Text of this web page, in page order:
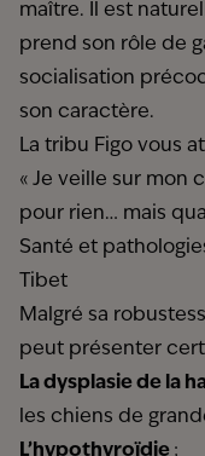
maître. Il est
prend son rôle de
socialisation
son caractère.
La tribu Figo vous
« Je veille sur mon
pour rien… mais
Santé et
Tibet
Malgré sa
peut présenter
Ladysplasie de la
les chiens de
L’hypothyroïdie ;